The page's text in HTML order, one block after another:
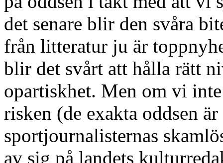
det senare blir den svåra
från litteratur ju är
blir det svårt att hålla rätt
opartiskhet. Men om vi
risken (de exakta oddsen
sportjournalisternas
av sig på landets